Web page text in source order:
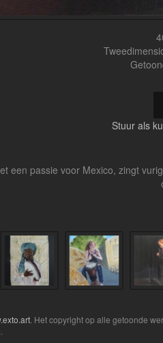
Stuur als
een passie voor Mexico, zingt
. Het copyright op alle getoonde